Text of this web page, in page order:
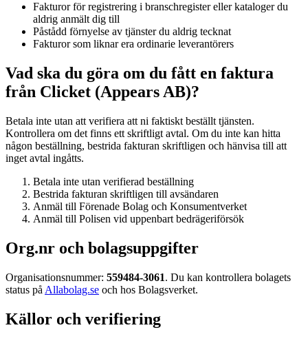
Fakturor för registrering i branschregister eller kataloger du
aldrig anmält dig till
Påstådd förnyelse av tjänster du aldrig tecknat
Fakturor som liknar era ordinarie leverantörers
Vad ska du göra om du fått en faktura
från Clicket (Appears AB)?
Betala inte utan att verifiera att ni faktiskt beställt tjänsten.
Kontrollera om det finns ett skriftligt avtal. Om du inte kan hitta
någon beställning, bestrida fakturan skriftligen och hänvisa till att
inget avtal ingåtts.
Betala inte utan verifierad beställning
Bestrida fakturan skriftligen till avsändaren
Anmäl till Förenade Bolag och Konsumentverket
Anmäl till Polisen vid uppenbart bedrägeriförsök
Org.nr och bolagsuppgifter
Organisationsnummer: 559484-3061. Du kan kontrollera bolagets
status på Allabolag.se och hos Bolagsverket.
Källor och verifiering